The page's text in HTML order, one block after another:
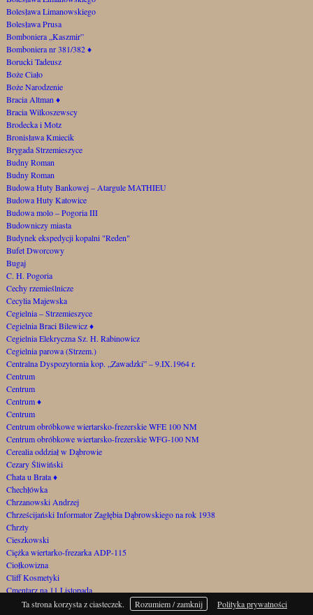
Bolesława Limanowskiego
Bolesława Prusa
Bomboniera „Kaszmir”
Bomboniera nr 381/382♦
Borucki Tadeusz
Boże Ciało
Boże Narodzenie
Bracia Altman ♦
Bracia Wilkoszewscy
Brodecka i Motz
Bronisława Kmiecik
Brygada Strzemieszyce
Budny Roman
Budny Roman
Budowa Huty Bankowej – Atargule MATHIEU
Budowa Huty Katowice
Budowa molo – Pogoria III
Budowniczy miasta
Budynek ekspedycji kopalni "Reden"
Bufet Dworcowy
Bugaj
C. H. Pogoria
Cechy rzemieślnicze
Cecylia Majewska
Cegielnia – Strzemieszyce
Cegielnia Braci Bilewicz♦
Cegielnia Elekryczna Sz. H. Rabinowicz
Cegielnia parowa (Strzem.)
Centralna Dyspozytornia kop. „Zawadzki” – 9.IX.1964 r.
Centrum
Centrum
Centrum♦
Centrum
Centrum obróbkowe wiertarsko-frezerskie WFE 100 NM
Centrum obróbkowe wiertarsko-frezerskie WFG-100 NM
Cerealia oddział w Dąbrowie
Cezary Śliwiński
Chata u Brata♦
Chechłówka
Chrzanowski Andrzej
Chrześcijański Informator Zagłębia Dąbrowskiego na rok 1938
Chrzty
Cieszkowski
Ciężka wiertarko-frezarka ADP-115
Ciołkowizna
Cliff Kosmetyki
Cmentarz na 11 Listopada
Cmentarz na Górce Gołonoskiej
Ta strona korzysta z ciasteczek. Rozumiem / zamknij Polityka prywatności